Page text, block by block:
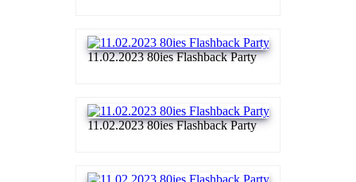
11.02.2023 80ies Flashback Party
11.02.2023 80ies Flashback Party